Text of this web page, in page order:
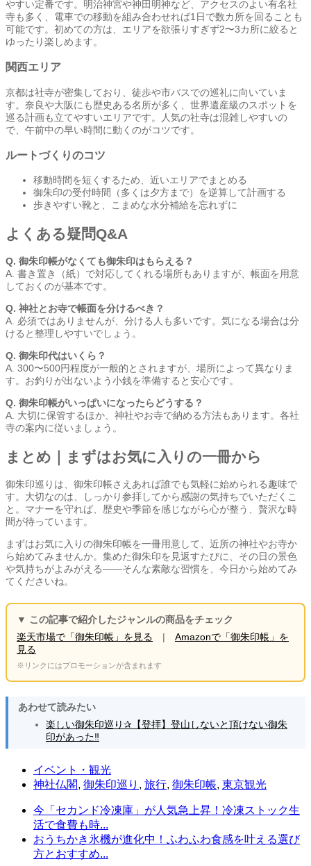
やすい定番です。明治神宮や神田明神など、アクセスのよい有名社
寺も多く、電車での移動を組み合わせれば1日で数カ所を回ることも
可能です。初めての方は、エリアを欲張りすぎず2〜3カ所に絞ると
ゆったり楽しめます。
関西エリア
京都は社寺が密集しており、徒歩や市バスでの巡礼に向いていま
す。奈良や大阪にも歴史ある名所が多く、世界遺産級のスポットを
巡る計画も立てやすいエリアです。人気の社寺は混雑しやすいの
で、午前中の早い時間に動くのがコツです。
ルートづくりのコツ
移動時間を短くするため、近いエリアでまとめる
御朱印の受付時間（多くは夕方まで）を逆算して計画する
歩きやすい靴と、こまめな水分補給を忘れずに
よくある疑問Q&A
Q. 御朱印帳がなくても御朱印はもらえる？
A. 書き置き（紙）で対応してくれる場所もありますが、帳面を用意
しておくのが基本です。
Q. 神社とお寺で帳面を分けるべき？
A. 必須ではありませんが、分ける人も多いです。気になる場合は分
けると整理しやすいでしょう。
Q. 御朱印代はいくら？
A. 300〜500円程度が一般的とされますが、場所によって異なりま
す。お釣りが出ないよう小銭を準備すると安心です。
Q. 御朱印帳がいっぱいになったらどうする？
A. 大切に保管するほか、神社やお寺で納める方法もあります。各社
寺の案内に従いましょう。
まとめ｜まずはお気に入りの一冊から
御朱印巡りは、御朱印帳さえあれば誰でも気軽に始められる趣味で
す。大切なのは、しっかり参拝してから感謝の気持ちでいただくこ
と。マナーを守れば、歴史や季節を感じながら心が整う、贅沢な時
間が待っています。
まずはお気に入りの御朱印帳を一冊用意して、近所の神社やお寺か
ら始めてみませんか。集めた御朱印を見返すたびに、その日の景色
や気持ちがよみがえる——そんな素敵な習慣を、今日から始めてみ
てくださいね。
▼ この記事で紹介したジャンルの商品をチェック
楽天市場で「御朱印帳」を見る | Amazonで「御朱印帳」を
見る
※リンクにはプロモーションが含まれます
あわせて読みたい
楽しい御朱印巡り✰【登拝】登山しないと頂けない御朱
印があった‼️
イベント・観光
神社仏閣, 御朱印巡り , 旅行, 御朱印帳, 東京観光
今「セカンド冷凍庫」が人気急上昇！冷凍ストック生
活で食費も時...
おうちかき氷機が進化中！ふわふわ食感を叶える選び
方とおすすめ...